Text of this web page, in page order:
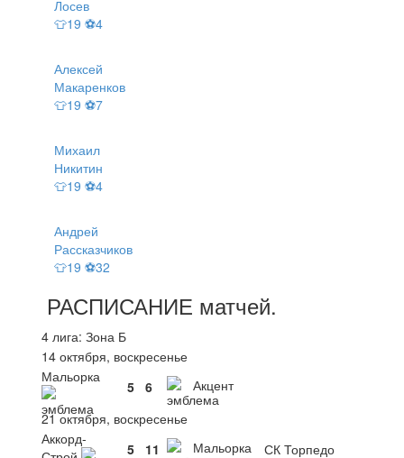
Лосев
👕19 ⚽4
Алексей
Макаренков
👕19 ⚽7
Михаил
Никитин
👕19 ⚽4
Андрей
Рассказчиков
👕19 ⚽32
РАСПИСАНИЕ матчей.
4 лига: Зона Б
14 октября, воскресенье
Мальорка
5 6
Акцент
21 октября, воскресенье
Аккорд-
5 11 Мальорка
СК Торпедо